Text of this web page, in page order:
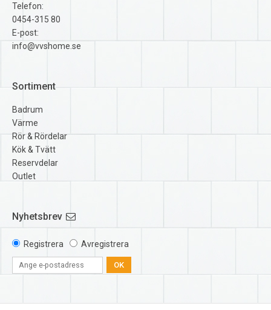
Telefon:
0454-315 80
E-post:
info@vvshome.se
Sortiment
Badrum
Värme
Rör & Rördelar
Kök & Tvätt
Reservdelar
Outlet
Nyhetsbrev
Registrera Avregistrera
OK